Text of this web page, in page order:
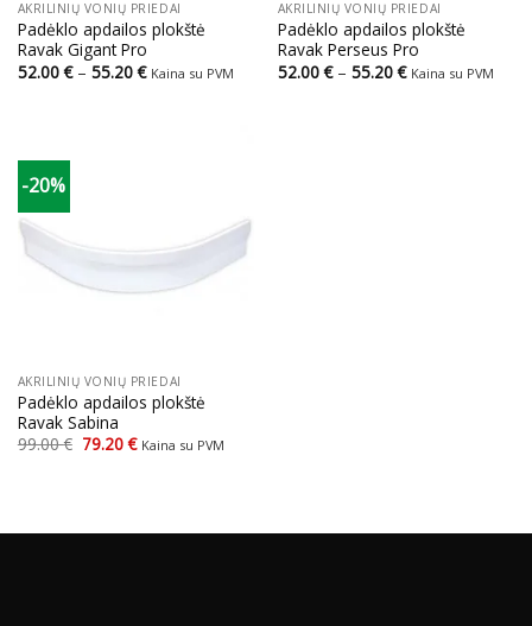
AKRILINIŲ VONIŲ PRIEDAI
Padėklo apdailos plokštė
Ravak Gigant Pro
52.00€ – 55.20€Price
range:
Kaina su PVM
AKRILINIŲ VONIŲ PRIEDAI
Padėklo apdailos plokštė
Ravak Perseus Pro
52.00€ – 55.20€Price
range:
Kaina su PVM
-20%
AKRILINIŲ VONIŲ PRIEDAI
Padėklo apdailos plokštė
Ravak Sabina
99.00€ Original
79.20€Current
Kaina su PVM